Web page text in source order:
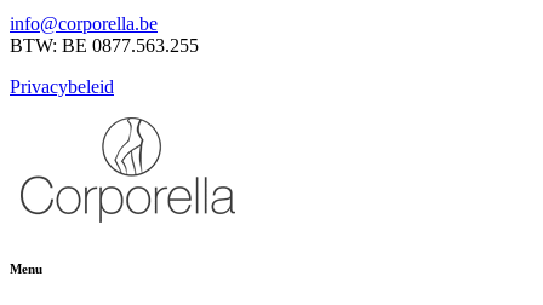
info@corporella.be
BTW: BE 0877.563.255
Privacybeleid
Menu